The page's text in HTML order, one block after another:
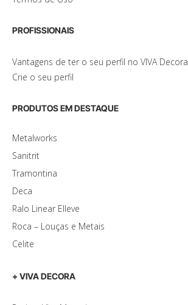
PROFISSIONAIS
Vantagens de ter o seu perfil no VIVA Decora
Crie o seu perfil
PRODUTOS EM DESTAQUE
Metalworks
Sanitrit
Tramontina
Deca
Ralo Linear Elleve
Roca – Louças e Metais
Celite
+ VIVA DECORA